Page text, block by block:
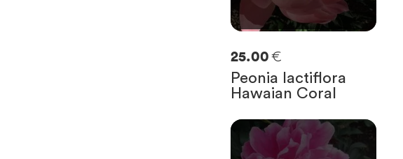
25.00 €
Peonia lactiflora
Hawaian Coral
0
SOLO
RIMASTE